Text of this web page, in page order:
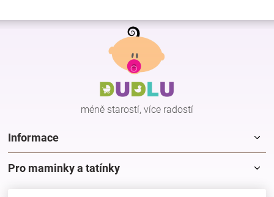
Z
méně starostí, více radostí
Informace
Pro maminky a tatínky